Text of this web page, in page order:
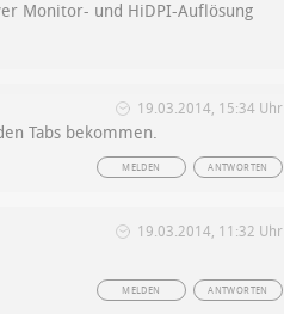
Monitor- und HiDPI-Auflösung
19.03.2014, 15:34 Uhr
Tabs bekommen.
ANTWORTEN
MELDEN
19.03.2014, 11:32 Uhr
ANTWORTEN
MELDEN